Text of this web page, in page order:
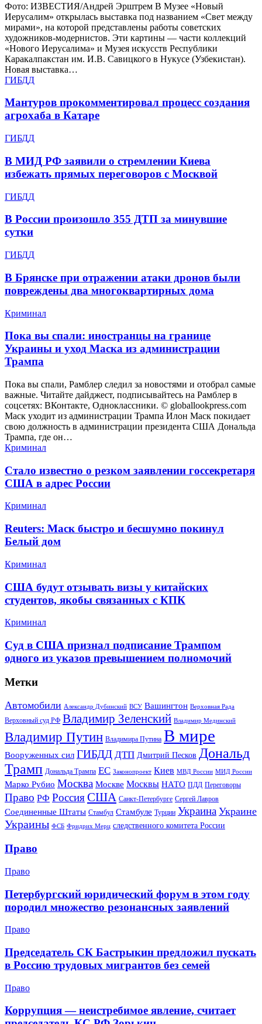
Фото: ИЗВЕСТИЯ/Андрей Эрштрем В Музее «Новый
Иерусалим» открылась выставка под названием «Свет между
мирами», на которой представлены работы советских
художников-модернистов. Эти картины — части коллекций
«Нового Иерусалима» и Музея искусств Республики
Каракалпакстан им. И.В. Савицкого в Нукусе (Узбекистан).
Новая выставка…
ГИБДД
Мантуров прокомментировал процесс создания
агрохаба в Катаре
ГИБДД
В МИД РФ заявили о стремлении Киева
избежать прямых переговоров с Москвой
ГИБДД
В России произошло 355 ДТП за минувшие
сутки
ГИБДД
В Брянске при отражении атаки дронов были
повреждены два многоквартирных дома
Криминал
Пока вы спали: иностранцы на границе
Украины и уход Маска из администрации
Трампа
Пока вы спали, Рамблер следил за новостями и отобрал самые
важные. Читайте дайджест, подписывайтесь на Рамблер в
соцсетях: ВКонтакте, Одноклассники. © globallookpress.com
Маск уходит из администрации Трампа Илон Маск покидает
свою должность в администрации президента США Дональда
Трампа, где он…
Криминал
Стало известно о резком заявлении госсекретаря
США в адрес России
Криминал
Reuters: Маск быстро и бесшумно покинул
Белый дом
Криминал
США будут отзывать визы у китайских
студентов, якобы связанных с КПК
Криминал
Суд в США признал подписание Трампом
одного из указов превышением полномочий
Метки
Автомобили Александр Дубинский ВСУ Вашингтон Верховная Рада
Верховный суд РФ Владимир Зеленский Владимир Мединский
Владимир Путин Владимира Путина В мире
Вооруженных сил ГИБДД ДТП Дмитрий Песков Дональд
Трамп Дональда Трампа ЕС Законопроект Киев МВД России МИД России
Марко Рубио Москва Москве Москвы НАТО ПДД Переговоры
Право РФ РоссияСША Санкт-Петербурге Сергей Лавров
Соединенные Штаты Стамбул Стамбуле Турции Украина Украине
Украины ФСБ Фридрих Мерц следственного комитета России
Право
Право
Петербургский юридический форум в этом году
породил множество резонансных заявлений
Право
Председатель СК Бастрыкин предложил пускать
в Россию трудовых мигрантов без семей
Право
Коррупция — неистребимое явление, считает